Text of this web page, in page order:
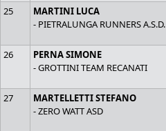
25
MARTINI LUCA
- PIETRALUNGA RUNNERS A.S.D.
26
PERNA SIMONE
- GROTTINI TEAM RECANATI
27
MARTELLETTI STEFANO
- ZERO WATT ASD